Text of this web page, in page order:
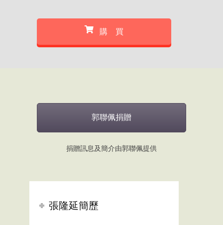
購 買
郭聯佩捐贈
捐贈訊息及簡介由郭聯佩提供
張隆延簡歷